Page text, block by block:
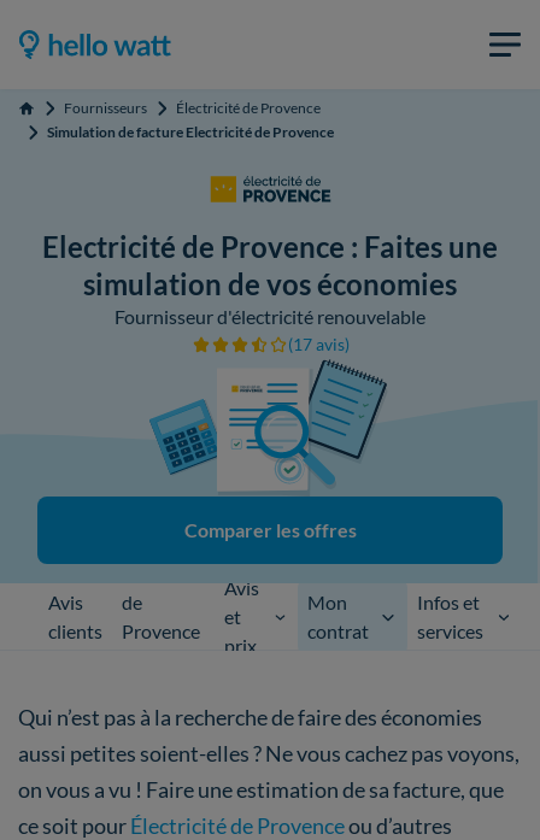
Accueil Fournisseurs
Électricité de Provence
Simulation de facture Electricité de Provence
Electricité de Provence : Faites une
simulation de vos économies
Fournisseur d'électricité renouvelable
(17 avis)
Comparer les offres
Avis
clients
de
Provence
Avis
et
prix
Mon
contrat
Infos et
services
Qui n’est pas à la recherche de faire des économies
aussi petites soient-elles ? Ne vous cachez pas voyons,
on vous a vu ! Faire une estimation de sa facture, que
ce soit pourÉlectricité de Provenceou d’autres